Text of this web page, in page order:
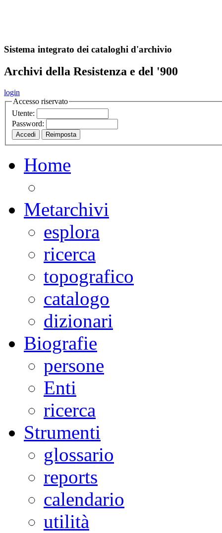
Sistema integrato dei cataloghi d'archivio
Archivi della Resistenza e del '900
login
Accesso riservato
Utente:
Password:
Home
Metarchivi
esplora
ricerca
topografico
catalogo
dizionari
Biografie
persone
Enti
ricerca
Strumenti
glossario
reports
calendario
utilità